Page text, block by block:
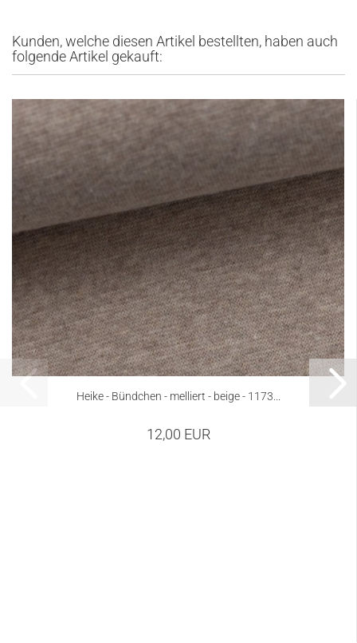
Kunden, welche diesen Artikel bestellten, haben auch
folgende Artikel gekauft:
Heike - Bündchen - melliert - beige - 1173...
12,00 EUR